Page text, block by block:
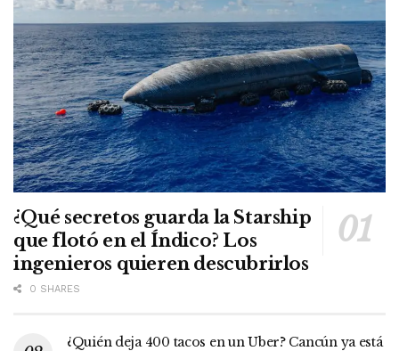
¿Qué secretos guarda la Starship
que flotó en el Índico? Los
ingenieros quieren descubrirlos
0 SHARES
¿Quién deja 400 tacos en un Uber? Cancún ya está